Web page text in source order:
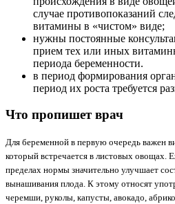
случае противопоказаний
витамины в «чистом» виде;
нужны постоянные
прием тех или иных
периода беременности.
в период формирования
период их роста требуется
Что пропишет врач
Для беременной в первую очередь важен
который встречается в листовых овощах.
пределах нормы значительно улучшает
вынашивания плода. К этому относят
черемши, руколы, капусты, авокадо,